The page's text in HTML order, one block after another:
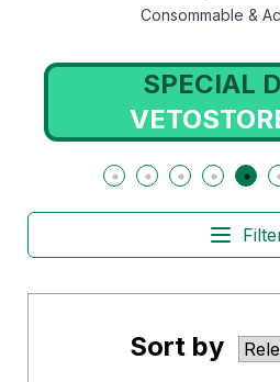
Consommable &
SPECIAL
Sort by